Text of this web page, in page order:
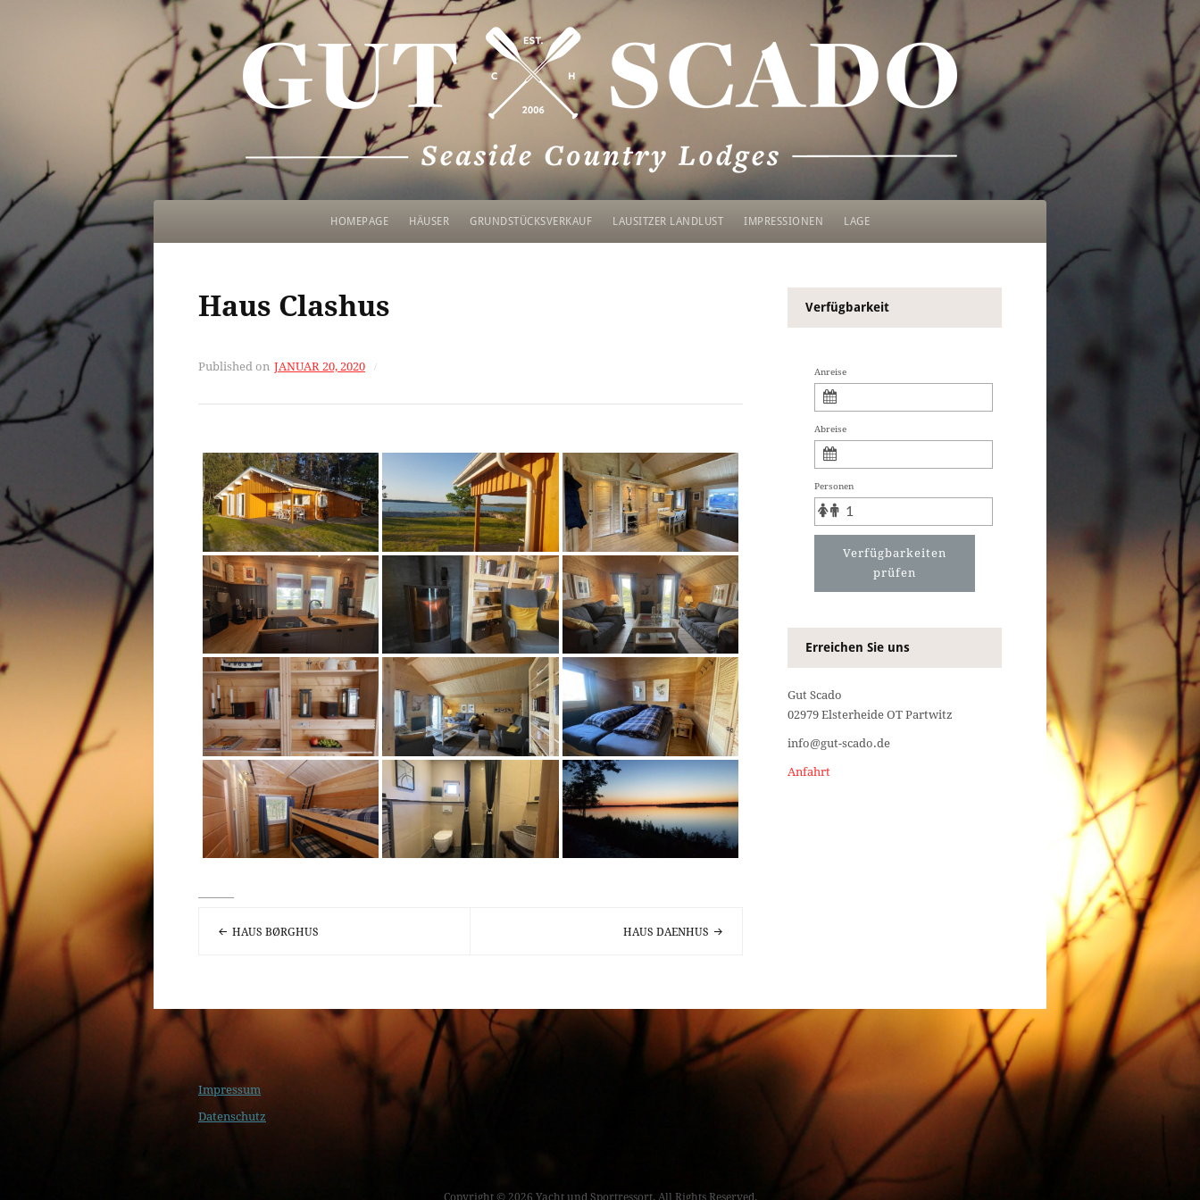
Skip
HOMEPAGE HÄUSER GRUNDSTÜCKSVERKAUF LAUSITZER LANDLUST IMPRESSIONEN LAGE
Haus Clashus
Published on JANUAR 20, 2020
HAUS BØRGHUS HAUS DAENHUS
Verfügbarkeit
Anreise
Abreise
Personen
Verfügbarkeiten
prüfen
Erreichen Sie uns
Gut Scado
02979 Elsterheide OT Partwitz
info@gut-scado.de
Anfahrt
Impressum
Datenschutz
Copyright © 2026 Yacht und Sportressort. All Rights Reserved.